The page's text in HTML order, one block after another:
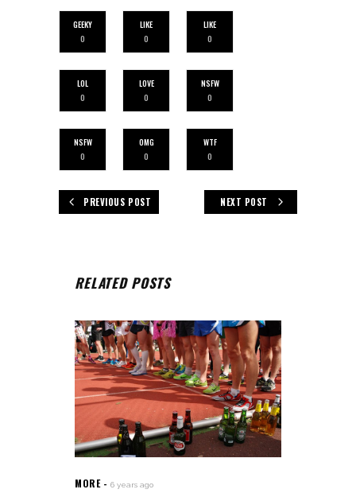
GEEKY
0
LIKE
0
LIKE
0
LOL
0
LOVE
0
NSFW
0
NSFW
0
OMG
0
WTF
0
PREVIOUS POST NEXT POST
RELATED POSTS
MORE 6 years ago